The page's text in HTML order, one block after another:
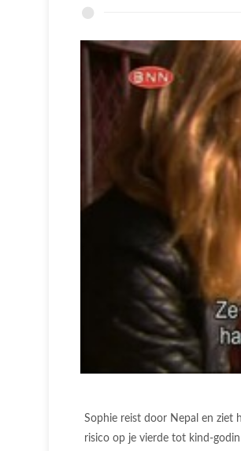
Sophie reist door Nepal en ziet
risico op je vierde tot kind-